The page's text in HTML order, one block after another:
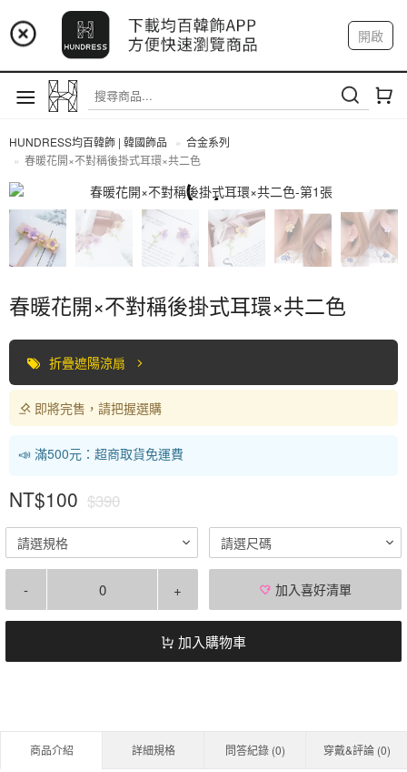
📢 市集預告：9/4-9/6 淡水捷運站
📢 市集預告：9/12-9/13 八里海巡基地
📢 市集預告：8/22-8/23 桃園青埔置地廣場
開啟
註冊 我的帳戶
HUNDRESS均百韓飾 | 韓國飾品
合金系列
春暖花開×不對稱後掛式耳環×共二色
合金系列
春暖花開×不對稱後掛式耳環×共二色
折疊遮陽涼扇
即將完售，請把握選購
📣 滿500元：超商取貨免運費
NT$100 $390
請選規格 請選尺碼
- + 加入喜好清單
加入購物車
商品介紹 詳細規格 問答紀錄 (0) 穿戴&評論 (0)